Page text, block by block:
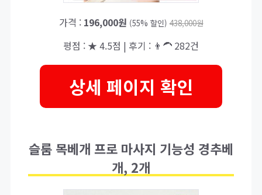
가격 : 196,000원 (55% 할인) 438,000원
평점 : ★ 4.5점 | 후기 : 👨‍🦱 282건
상세 페이지 확인
슬룸 목베개 프로 마사지 기능성 경추베
개, 2개